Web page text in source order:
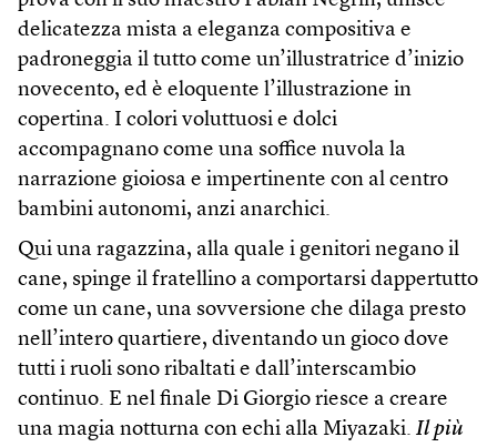
delicatezza mista a eleganza compositiva e
padroneggia il tutto come un’illustratrice d’inizio
novecento, ed è eloquente l’illustrazione in
copertina. I colori voluttuosi e dolci
accompagnano come una soffice nuvola la
narrazione gioiosa e impertinente con al centro
bambini autonomi, anzi anarchici.
Qui una ragazzina, alla quale i genitori negano il
cane, spinge il fratellino a comportarsi dappertutto
come un cane, una sovversione che dilaga presto
nell’intero quartiere, diventando un gioco dove
tutti i ruoli sono ribaltati e dall’interscambio
continuo. E nel finale Di Giorgio riesce a creare
una magia notturna con echi alla Miyazaki. Il più